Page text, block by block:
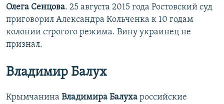
Олега Сенцова. 25 августа 2015 года Ростовский суд
приговорил Александра Кольченка к 10 годам
колонии строгого режима. Вину украинец не
признал.
Владимир Балух
Крымчанина Владимира Балуха российские